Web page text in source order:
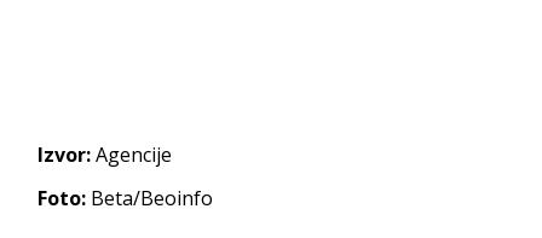
Izvor:Agencije
Foto: Beta/Beoinfo